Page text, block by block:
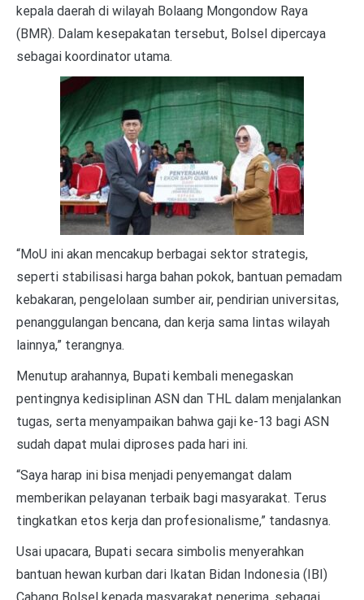
kepala daerah di wilayah Bolaang Mongondow Raya
(BMR). Dalam kesepakatan tersebut, Bolsel dipercaya
sebagai koordinator utama.
“MoU ini akan mencakup berbagai sektor strategis,
seperti stabilisasi harga bahan pokok, bantuan pemadam
kebakaran, pengelolaan sumber air, pendirian universitas,
penanggulangan bencana, dan kerja sama lintas wilayah
lainnya,” terangnya.
Menutup arahannya, Bupati kembali menegaskan
pentingnya kedisiplinan ASN dan THL dalam menjalankan
tugas, serta menyampaikan bahwa gaji ke-13 bagi ASN
sudah dapat mulai diproses pada hari ini.
“Saya harap ini bisa menjadi penyemangat dalam
memberikan pelayanan terbaik bagi masyarakat. Terus
tingkatkan etos kerja dan profesionalisme,” tandasnya.
Usai upacara, Bupati secara simbolis menyerahkan
bantuan hewan kurban dari Ikatan Bidan Indonesia (IBI)